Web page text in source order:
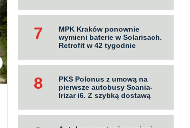
PKS Słupsk uruchomił
MPK Kraków ponownie
wymieni baterie w Solarisach.
Retrofit w 42 tygodnie
PKS Polonus z umową na
pierwsze autobusy Scania-
Irizar i6. Z szybką dostawą